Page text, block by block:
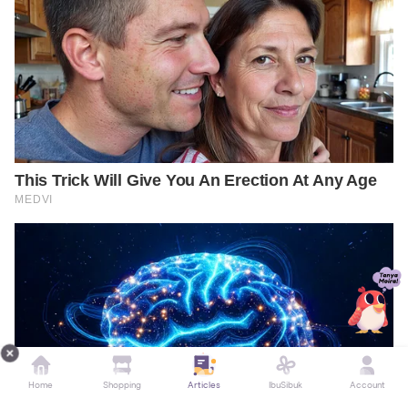
Home Shopping Articles IbuSibuk Account